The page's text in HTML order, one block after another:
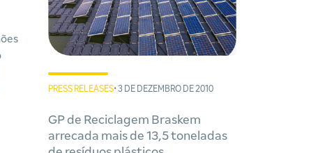
PRESS RELEASES• 3 DE DEZEMBRO DE 2010
GP de Reciclagem Braskem
arrecada mais de 13,5 toneladas